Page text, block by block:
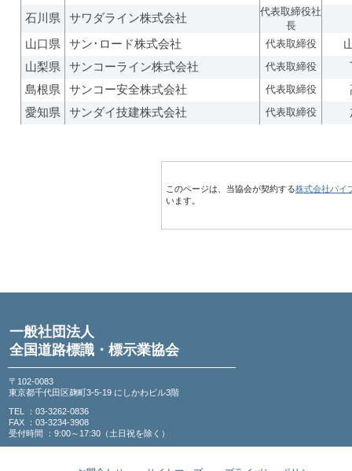
石川県
サワダライン株式会社
代表取締役社
長
山口県 サン･ロード株式会社 代表取締役
山梨県
サンコーライン株式会社 代表取締役
島根県
サンコー安全株式会社 代表取締役
愛知県
サンダイ技建株式会社 代表取締役
このページは、当協会が契約する株式会社パイ
います。
一般社団法人
全国道路標識・標示業協会
〒102-0083
東京都千代田区麹町3-5-19 にしかわビル3階
TEL ：03-3262-0836
FAX ：03-3234-3908
受付時間 ：9:00～17:30（土日祝を除く）